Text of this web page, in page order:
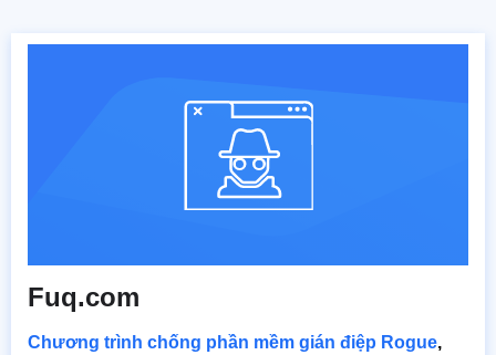
Fuq.com
Chương trình chống phần mềm gián điệp Rogue,